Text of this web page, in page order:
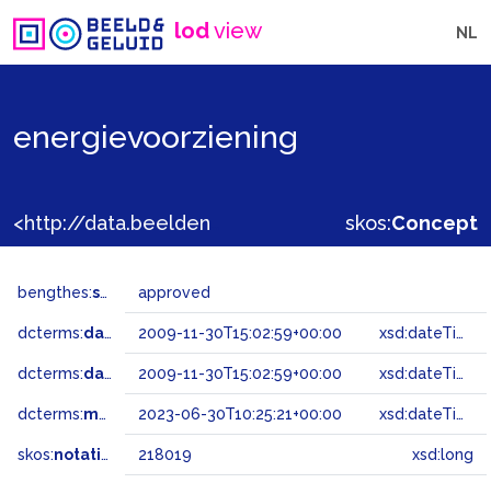
lodview NL
energievoorziening
skos:Concept
bengthes:status approved
dcterms:dateAccepted 2009-11-30T15:02:59+00:00 xsd:dateTime
dcterms:dateSubmitted 2009-11-30T15:02:59+00:00 xsd:dateTime
dcterms:modified 2023-06-30T10:25:21+00:00 xsd:dateTime
skos:notation 218019 xsd:long